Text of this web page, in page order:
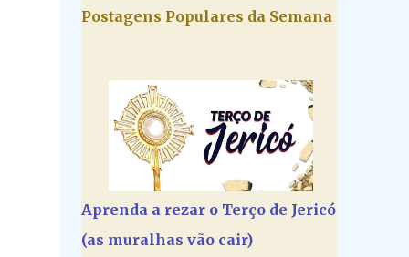
Postagens Populares da Semana
Aprenda a rezar o Terço de Jericó
(as muralhas vão cair)